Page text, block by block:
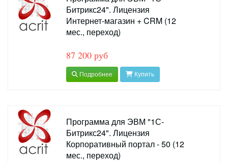
Битрикс24". Лицензия
Интернет-магазин + CRM (12
мес., переход)
87 200 руб
Подробнее Купить
Программа для ЭВМ "1С-
Битрикс24". Лицензия
Корпоративный портал - 50 (12
мес., переход)